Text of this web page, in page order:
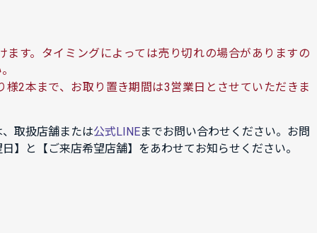
ます。タイミングによっては売り切れの場合がありますの
様2本まで、お取り置き期間は3営業日とさせていただきま
取扱店舗または公式LINEまでお問い合わせください。お問
】と【ご来店希望店舗】をあわせてお知らせください。